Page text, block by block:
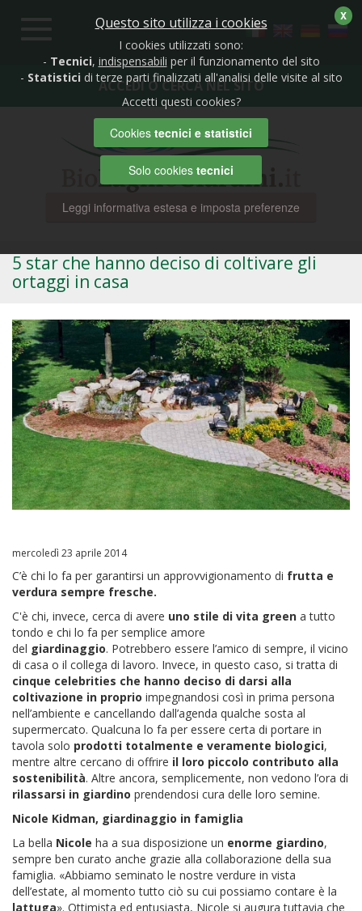
Toggle
navigation
ACCEDI O CERCA NEL SITO
5 star che hanno deciso di coltivare gli
ortaggi in casa
mercoledì 23 aprile 2014
C’è chi lo fa per garantirsi un approvvigionamento di frutta e
verdura sempre fresche.
C'è chi, invece, cerca di avere uno stile di vita green a tutto
tondo e chi lo fa per semplice amore
del giardinaggio. Potrebbero essere l’amico di sempre, il vicino
di casa o il collega di lavoro. Invece, in questo caso, si tratta di
cinque celebrities che hanno deciso di darsi alla
coltivazione in proprio impegnandosi così in prima persona
nell’ambiente e cancellando dall’agenda qualche sosta al
supermercato. Qualcuna lo fa per essere certa di portare in
tavola solo prodotti totalmente e veramente biologici,
mentre altre cercano di offrire il loro piccolo contributo alla
sostenibilità. Altre ancora, semplicemente, non vedono l’ora di
rilassarsi in giardino prendendosi cura delle loro semine.
Nicole Kidman, giardinaggio in famiglia
La bella Nicole ha a sua disposizione un enorme giardino,
sempre ben curato anche grazie alla collaborazione della sua
famiglia. «Abbiamo seminato le nostre verdure in vista
dell’estate, al momento tutto ciò su cui possiamo contare è la
lattuga». Ottimista ed entusiasta, Nicole si augura tuttavia che
X
Questo sito utilizza i cookies
I cookies utilizzati sono:
- Tecnici, indispensabili per il funzionamento del sito
- Statistici di terze parti finalizzati all'analisi delle visite al sito
Accetti questi cookies?
Cookies tecnici e statistici
Solo cookies tecnici
Leggi informativa estesa e imposta preferenze